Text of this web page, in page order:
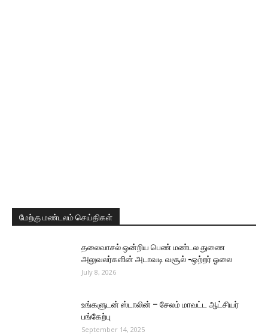
மேற்கு மண்டலம் செய்திகள்
தலைவாசல் ஒன்றிய பெண் மண்டல துணை
அலுவலர்களின் அடாவடி வசூல் -ஒற்றர் ஓலை
July 8, 2026
உங்களுடன் ஸ்டாலின் – சேலம் மாவட்ட ஆட்சியர்
பங்கேற்பு
September 14, 2025